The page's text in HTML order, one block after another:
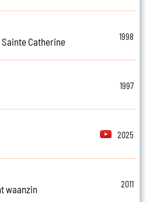
Catherine
1998
1997
2025
waanzin
2011